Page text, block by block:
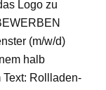
(m/w/d)